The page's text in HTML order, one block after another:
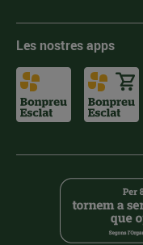
Les nostres apps